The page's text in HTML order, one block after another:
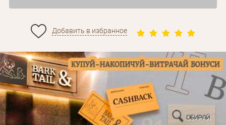
Добавить в избранное
Личные данные